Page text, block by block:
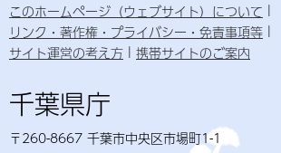
このホームページ（ウェブサイト）について
リンク・著作権・プライバシー・免責事項等
サイト運営の考え方
携帯サイトのご案内
千葉県庁
〒260-8667 千葉市中央区市場町1-1